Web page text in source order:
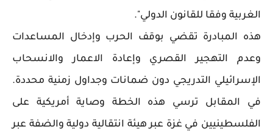
الغربية وفقا للقانون الدولي".
هذه المبادرة تقضي بوقف الحرب وإدخال المساعدات
وعدم التهجير القصري وإعادة الاعمار والانسحاب
الإسرائيلي التدريجي دون ضمانات وجداول زمنية محددة.
في المقابل ترسي هذه الخطة وصاية أمريكية على
الفلسطينيين في غزة عبر هيئة انتقالية دولية والضفة عبر